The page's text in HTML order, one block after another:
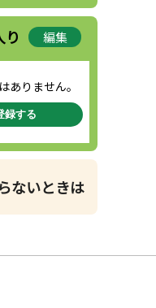
り 編集
ありません。
録する
ないときは